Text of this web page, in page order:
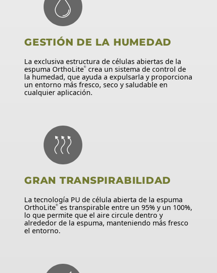
GESTIÓN DE LA HUMEDAD
La exclusiva estructura de células abiertas de la
espuma OrthoLite® crea un sistema de control de
la humedad, que ayuda a expulsarla y proporciona
un entorno más fresco, seco y saludable en
cualquier aplicación.
GRAN TRANSPIRABILIDAD
La tecnología PU de célula abierta de la espuma
OrthoLite® es transpirable entre un 95% y un 100%,
lo que permite que el aire circule dentro y
alrededor de la espuma, manteniendo más fresco
el entorno.